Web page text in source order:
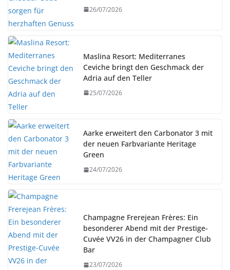
26/07/2026
Maslina Resort: Mediterranes
Ceviche bringt den Geschmack der
Adria auf den Teller
25/07/2026
Aarke erweitert den Carbonator 3 mit
der neuen Farbvariante Heritage
Green
24/07/2026
Champagne Frerejean Frères: Ein
besonderer Abend mit der Prestige-
Cuvée VV26 in der Champagner Club
Bar
23/07/2026